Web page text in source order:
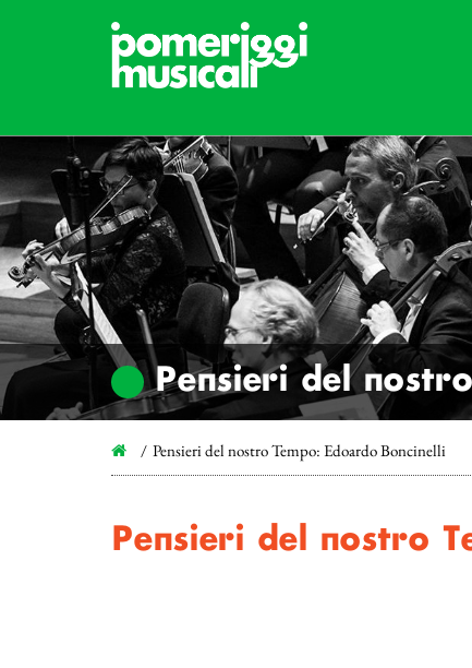
Pensieri del
Pensieri del nostro Tempo: Edoardo Boncinelli
Pensieri del nostro